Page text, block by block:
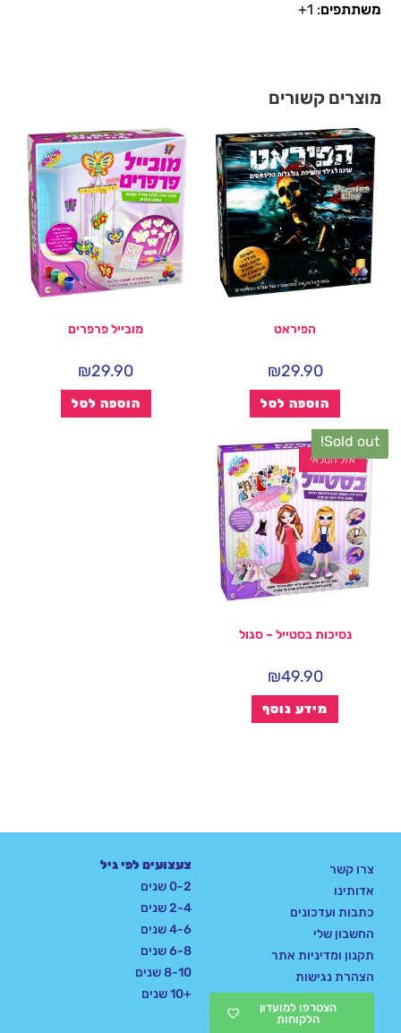
משתתפים: 1+
מוצרים קשורים
הפיראט
₪29.90
הוספה לסל
מובייל פרפרים
₪29.90
הוספה לסל
Sold out!
אזל המלאי
נסיכות בסטייל – סגול
₪49.90
מידע נוסף
צרו קשר
אדותינו
כתבות ועדכונים
החשבון שלי
תקנון ומדיניות אתר
הצהרת נגישות
הצטרפו למועדון
הלקוחות
צעצועים לפי גיל
0-2 שנים
2-4 שנים
4-6 שנים
6-8 שנים
8-10 שנים
+10 שנים